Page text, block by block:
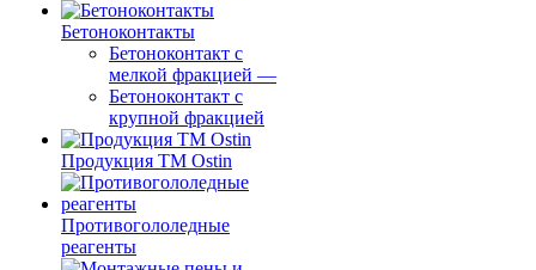
Бетоноконтакты
Бетоноконтакт с
мелкой фракцией —
Бетоноконтакт с
крупной фракцией
Продукция ТМ Ostin
Противогололедные
реагенты